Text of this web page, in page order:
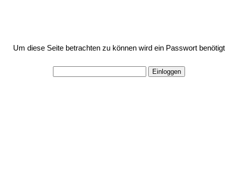
Um diese Seite betrachten zu können wird ein Passwort benötigt